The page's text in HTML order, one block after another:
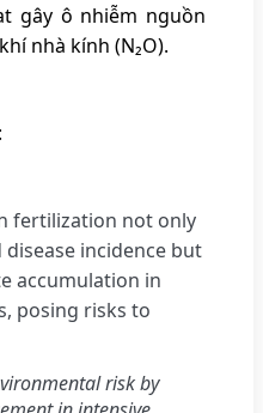
gây ô nhiễm nguồn
nhà kính (N₂O).
:
fertilization not only
incidence but
accumulation in
posing risks to
risk by